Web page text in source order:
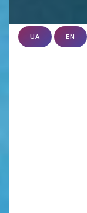
UA EN